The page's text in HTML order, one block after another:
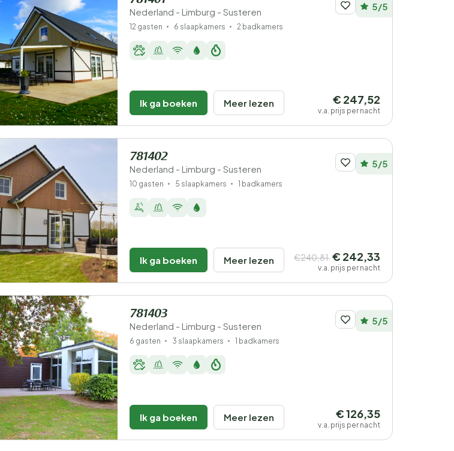
Nederland - Limburg - Susteren 5/5
12 gasten 6 slaapkamers 2 badkamers
Ik ga boeken Meer lezen € 247,52
v.a. prijs per nacht
781402
Nederland - Limburg - Susteren 5/5
10 gasten 5 slaapkamers 1 badkamers
Ik ga boeken Meer lezen €240,81 € 242,33
v.a. prijs per nacht
781403
Nederland - Limburg - Susteren 5/5
6 gasten 3 slaapkamers 1 badkamers
Ik ga boeken Meer lezen € 126,35
v.a. prijs per nacht